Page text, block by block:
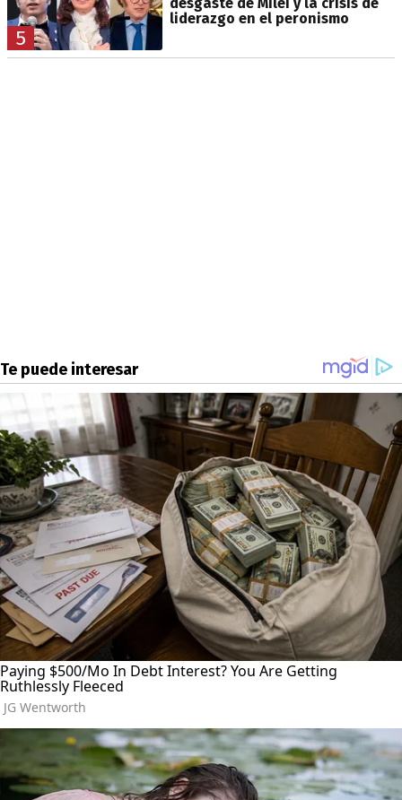
5
liderazgo en el peronismo